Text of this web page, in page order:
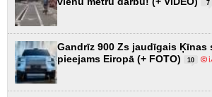
7
Gandrīz 900 Zs jaudīgais
pieejams Eiropā (+ FOTO)
10